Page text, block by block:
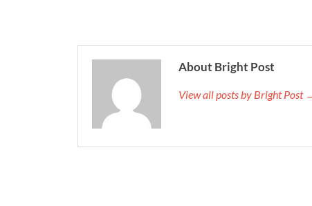
About Bright Post
View all posts by Bright Post